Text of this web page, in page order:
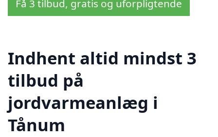
Få 3 tilbud, gratis og uforpligtende
Indhent altid mindst 3
tilbud på
jordvarmeanlæg i
Tånum